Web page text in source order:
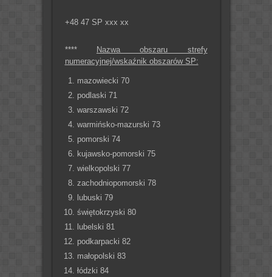
+48 47 SP xxx xx
**** Nazwa obszaru strefy
numeracyjnej/wskaźnik obszarów SP:
mazowiecki 70
podlaski 71
warszawski 72
warmińsko-mazurski 73
pomorski 74
kujawsko-pomorski 75
wielkopolski 77
zachodniopomorski 78
lubuski 79
świętokrzyski 80
lubelski 81
podkarpacki 82
małopolski 83
łódzki 84